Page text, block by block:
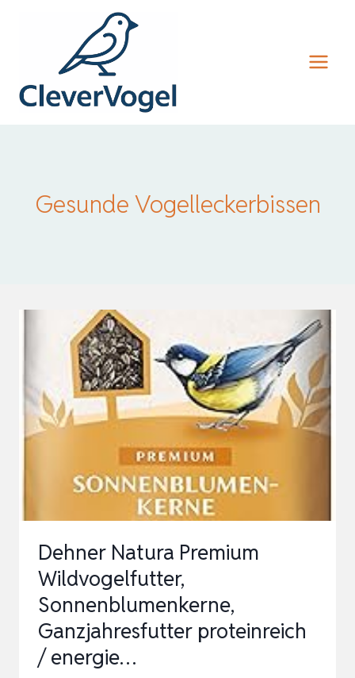
Gesunde Vogelleckerbissen
Dehner Natura Premium
Wildvogelfutter,
Sonnenblumenkerne,
Ganzjahresfutter proteinreich
/ energie…